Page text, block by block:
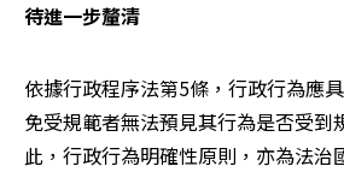
待進一步釐清
依據行政程序法第5條，行政行為應
免受規範者無法預見其行為是否受到
此，行政行為明確性原則，亦為法治